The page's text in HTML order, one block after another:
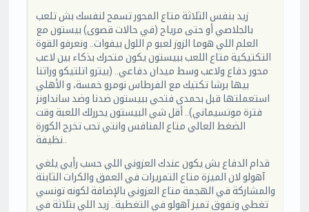
زيد بنفس الثلاثة متاع المحور تسمح لنفسك بش تلعب
بالجلاصي أو حتى مرياح (في حالات قصوى) بيستون مع
العلم اللي هوما الزوز لعبو م اللول بيفوات.. ونعرفو القوة
التكتيكية متاع اللعب ببيستون يكون متحرك بذكاء بين لاعب
محور دفاع ولاعب وسط ميدان دفاعي.. (بيترو اتلتيكو وراتنا
بيها برشا تكتيك مع الفرطاس نومرو خمسة، و الأهلي
استعملتها قبل بحمدي فتحي ببيستون ضدنا وضد سانداونز
فترة موتسيماني).. أقل شي البيستون يحررلك اللعبة وقت
الضغط العالي متاع المنافس وانتي تحب تخرج الكورة
قدام الدفاع بش يكون عندك العزوني اللي حسب رأيي يلغي
آهولو لان الميزة متاع التمريرات في العمق والكرات الثابتة
والمشاركة في الهجمة متاع العزوني بالإضافة لكونه تونسي
تغطي وتفوق تميز آهولو في التغطية.. زيد اللي بثلاثة في